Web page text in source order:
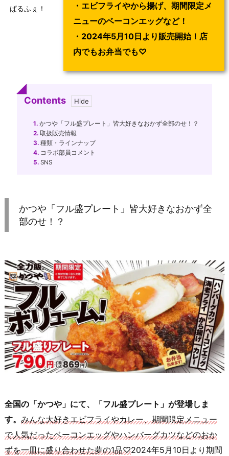
ぱるふぇ！
・エビフライやから揚げ、期間限定メ
ニューのベーコンエッグなど！
・2024年5月10日より販売開始！店
内でもお弁当でも♡
Contents
1. かつや「フル盛プレート」皆大好きなおかず全部のせ！？
2. 取扱販売情報
3. 種類・ラインナップ
4. コラボ部員コメント
5. SNS
かつや「フル盛プレート」皆大好きなおかず全
部のせ！？
全国の「かつや」にて、「フル盛プレート」が登場しま
す。 みんな大好きエビフライやカレー、期間限定メニュー
で人気だったベーコンエッグやハンバーグカツなどのおか
ずを一皿に盛り合わせた夢の1品♡2024年5月10日より期間